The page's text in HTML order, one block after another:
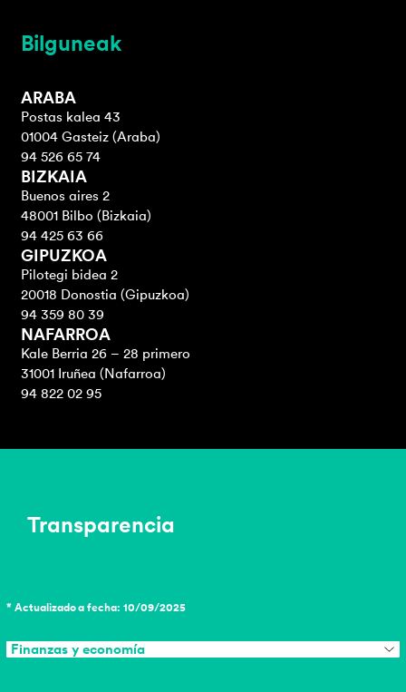
Bilguneak
ARABA
Postas kalea 43
01004 Gasteiz (Araba)
94 526 65 74
BIZKAIA
Buenos aires 2
48001 Bilbo (Bizkaia)
94 425 63 66
GIPUZKOA
Pilotegi bidea 2
20018 Donostia (Gipuzkoa)
94 359 80 39
NAFARROA
Kale Berria 26 – 28 primero
31001 Iruñea (Nafarroa)
94 822 02 95
Transparencia
* Actualizado a fecha: 10/09/2025
Finanzas y economía